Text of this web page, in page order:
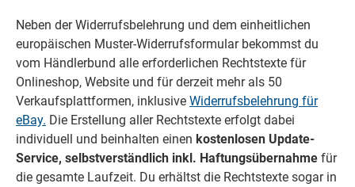
Neben der Widerrufsbelehrung und dem einheitlichen
europäischen Muster-Widerrufsformular bekommst du
vom Händlerbund alle erforderlichen Rechtstexte für
Onlineshop, Website und für derzeit mehr als 50
Verkaufsplattformen, inklusive Widerrufsbelehrung für
eBay. Die Erstellung aller Rechtstexte erfolgt dabei
individuell und beinhalten einen kostenlosen Update-
Service, selbstverständlich inkl. Haftungsübernahme für
die gesamte Laufzeit. Du erhältst die Rechtstexte sogar in